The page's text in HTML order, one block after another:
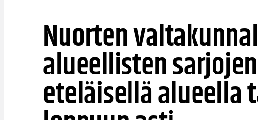
Nuorten
alueellisten
eteläisellä alueella